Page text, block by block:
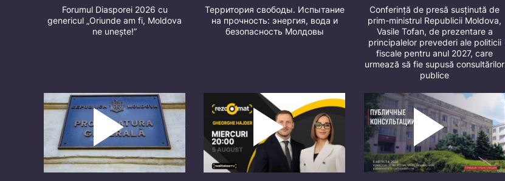
Forumul Diasporei 2026 cu
genericul „Oriunde am fi, Moldova
ne unește!”
Территория свободы. Испытание
на прочность: энергия, вода и
безопасность Молдовы
Conferință de presă susținută de
prim-ministrul Republicii Moldova,
Vasile Tofan, de prezentare a
principalelor prevederi ale politicii
fiscale pentru anul 2027, care
urmează să fie supusă consultărilor
publice